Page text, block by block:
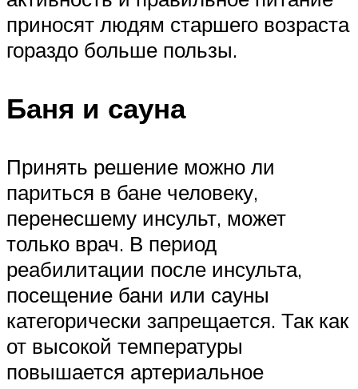
приносят людям старшего возраста
гораздо больше пользы.
Баня и сауна
Принять решение можно ли
париться в бане человеку,
перенесшему инсульт, может
только врач. В период
реабилитации после инсульта,
посещение бани или сауны
категорически запрещается. Так как
от высокой температуры
повышается артериальное